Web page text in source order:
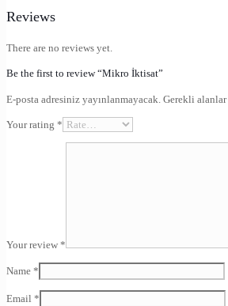
Reviews
There are no reviews yet.
Be the first to review “Mikro İktisat”
E-posta adresiniz yayınlanmayacak. Gerekli alanlar
Your rating *
Your review *
Name *
Email *